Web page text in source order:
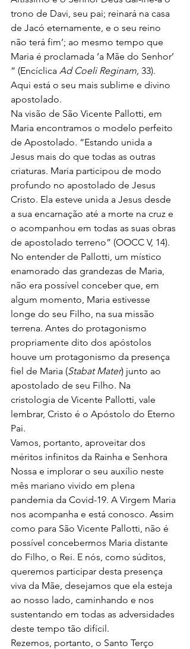
trono de Davi, seu pai; reinará na casa
de Jacó eternamente, e o seu reino
não terá fim’; ao mesmo tempo que
Maria é proclamada ‘a Mãe do Senhor’
” (Encíclica Ad Coeli Reginam, 33).
Aqui está o seu mais sublime e divino
apostolado.
Na visão de São Vicente Pallotti, em
Maria encontramos o modelo perfeito
de Apostolado. “Estando unida a
Jesus mais do que todas as outras
criaturas. Maria participou de modo
profundo no apostolado de Jesus
Cristo. Ela esteve unida a Jesus desde
a sua encarnação até a morte na cruz e
o acompanhou em todas as suas obras
de apostolado terreno” (OOCC V, 14).
No entender de Pallotti, um místico
enamorado das grandezas de Maria,
não era possível conceber que, em
algum momento, Maria estivesse
longe do seu Filho, na sua missão
terrena. Antes do protagonismo
propriamente dito dos apóstolos
houve um protagonismo da presença
fiel de Maria (Stabat Mater) junto ao
apostolado de seu Filho. Na
cristologia de Vicente Pallotti, vale
lembrar, Cristo é o Apóstolo do Eterno
Pai.
Vamos, portanto, aproveitar dos
méritos infinitos da Rainha e Senhora
Nossa e implorar o seu auxílio neste
mês mariano vivido em plena
pandemia da Covid-19. A Virgem Maria
nos acompanha e está conosco. Assim
como para São Vicente Pallotti, não é
possível concebermos Maria distante
do Filho, o Rei. E nós, como súditos,
queremos participar desta presença
viva da Mãe, desejamos que ela esteja
ao nosso lado, caminhando e nos
sustentando em todas as adversidades
deste tempo tão difícil.
Rezemos, portanto, o Santo Terço